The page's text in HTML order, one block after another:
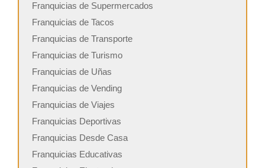
Franquicias de Supermercados
Franquicias de Tacos
Franquicias de Transporte
Franquicias de Turismo
Franquicias de Uñas
Franquicias de Vending
Franquicias de Viajes
Franquicias Deportivas
Franquicias Desde Casa
Franquicias Educativas